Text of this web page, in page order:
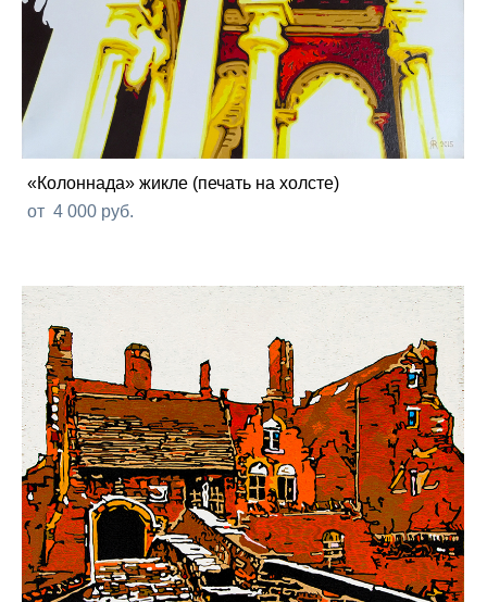
«Колоннада» жикле (печать на холсте)
от 4 000 pуб.